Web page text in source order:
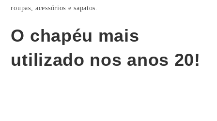
roupas, acessórios e sapatos.
O chapéu mais
utilizado nos anos 20!